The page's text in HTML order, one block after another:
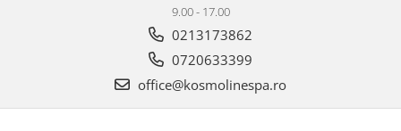
9.00 - 17.00
0213173862
0720633399
office@kosmolinespa.ro